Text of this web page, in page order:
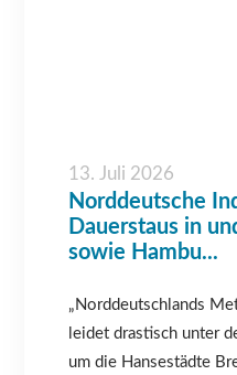
13. Juli 2026
Norddeutsche
Dauerstaus in
sowie Hambu...
„Norddeutschlands
leidet drastisch unter
um die Hansestädte